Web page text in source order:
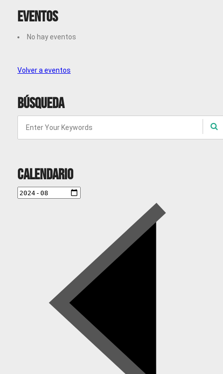
Eventos
No hay eventos
Volver a eventos
Búsqueda
Calendario